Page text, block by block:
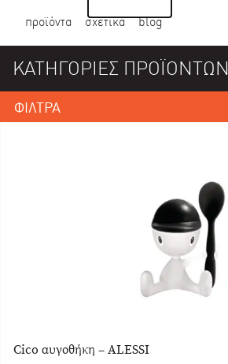
προϊόντα σχετικά blog
ΚΑΤΗΓΟΡΙΕΣ ΠΡΟΪΟΝΤΩΝ
ΦΙΛΤΡΑ
Cico αυγοθήκη – ALESSI